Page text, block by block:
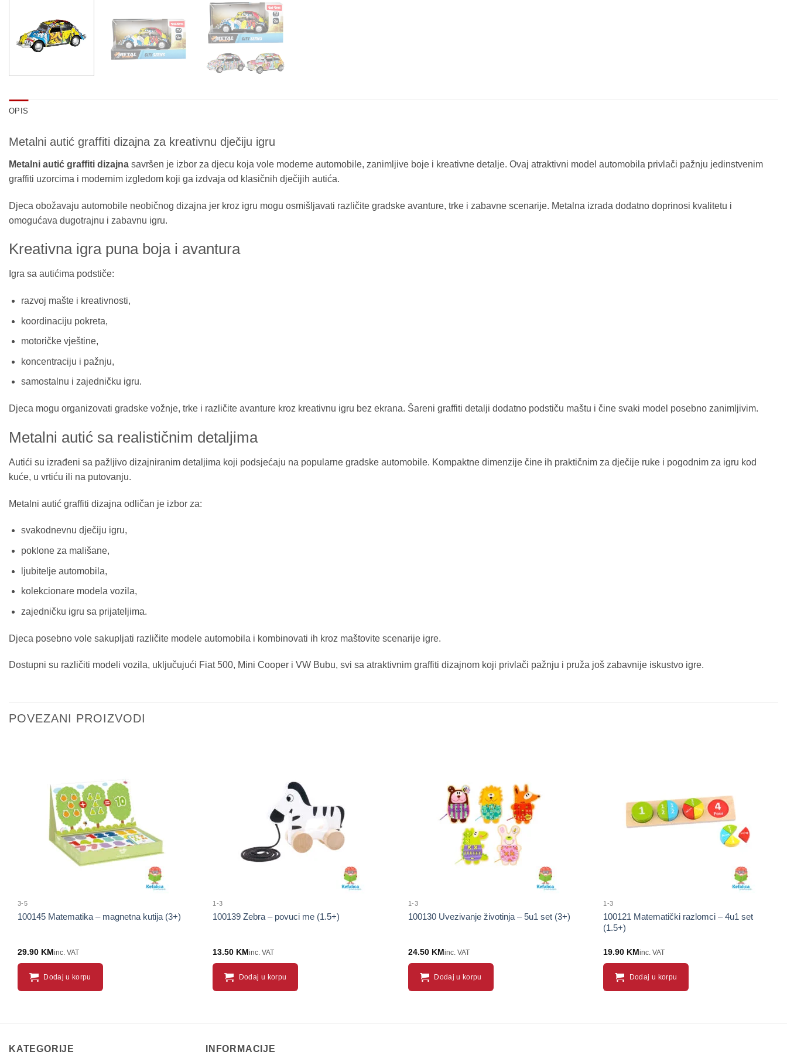
OPIS
Metalni autić graffiti dizajna za kreativnu dječiju igru
Metalni autić graffiti dizajna savršen je izbor za djecu koja vole moderne automobile, zanimljive boje i kreativne detalje. Ovaj atraktivni model automobila privlači pažnju jedinstvenim
graffiti uzorcima i modernim izgledom koji ga izdvaja od klasičnih dječijih autića.
Djeca obožavaju automobile neobičnog dizajna jer kroz igru mogu osmišljavati različite gradske avanture, trke i zabavne scenarije. Metalna izrada dodatno doprinosi kvalitetu i
omogućava dugotrajnu i zabavnu igru.
Kreativna igra puna boja i avantura
Igra sa autićima podstiče:
razvoj mašte i kreativnosti,
koordinaciju pokreta,
motoričke vještine,
koncentraciju i pažnju,
samostalnu i zajedničku igru.
Djeca mogu organizovati gradske vožnje, trke i različite avanture kroz kreativnu igru bez ekrana. Šareni graffiti detalji dodatno podstiču maštu i čine svaki model posebno zanimljivim.
Metalni autić sa realističnim detaljima
Autići su izrađeni sa pažljivo dizajniranim detaljima koji podsjećaju na popularne gradske automobile. Kompaktne dimenzije čine ih praktičnim za dječije ruke i pogodnim za igru kod
kuće, u vrtiću ili na putovanju.
Metalni autić graffiti dizajna odličan je izbor za:
svakodnevnu dječiju igru,
poklone za mališane,
ljubitelje automobila,
kolekcionare modela vozila,
zajedničku igru sa prijateljima.
Djeca posebno vole sakupljati različite modele automobila i kombinovati ih kroz maštovite scenarije igre.
Dostupni su različiti modeli vozila, uključujući Fiat 500, Mini Cooper i VW Bubu, svi sa atraktivnim graffiti dizajnom koji privlači pažnju i pruža još zabavnije iskustvo igre.
POVEZANI PROIZVODI
3-5
100145 Matematika – magnetna kutija (3+)
29.90 KMinc. VAT
Dodaj u korpu
1-3
100139 Zebra – povuci me (1.5+)
13.50 KMinc. VAT
Dodaj u korpu
proizvod
1-3
100130 Uvezivanje životinja – 5u1 set (3+)
24.50 KMinc. VAT
Dodaj u korpu
1-3
100121 Matematički razlomci – 4u1 set
(1.5+)
19.90 KMinc. VAT
Dodaj u korpu
KATEGORIJE INFORMACIJE